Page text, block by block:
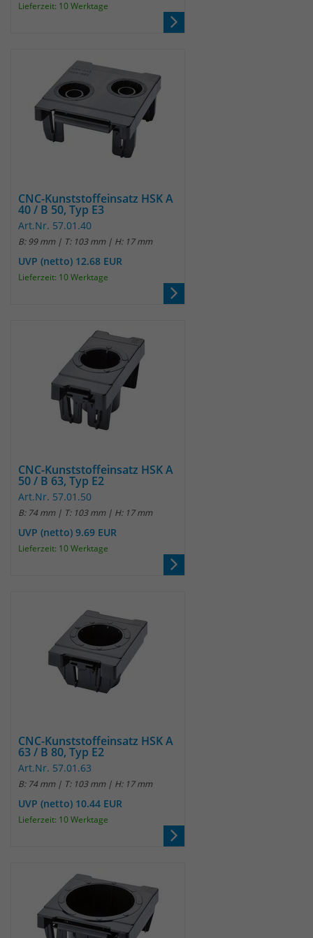
Lieferzeit: 10 Werktage
CNC-Kunststoffeinsatz HSK A
40 / B 50, Typ E3
Art.Nr. 57.01.40
B: 99 mm | T: 103 mm | H: 17 mm
UVP (netto) 12.68 EUR
Lieferzeit: 10 Werktage
CNC-Kunststoffeinsatz HSK A
50 / B 63, Typ E2
Art.Nr. 57.01.50
B: 74 mm | T: 103 mm | H: 17 mm
UVP (netto) 9.69 EUR
Lieferzeit: 10 Werktage
CNC-Kunststoffeinsatz HSK A
63 / B 80, Typ E2
Art.Nr. 57.01.63
B: 74 mm | T: 103 mm | H: 17 mm
UVP (netto) 10.44 EUR
Lieferzeit: 10 Werktage